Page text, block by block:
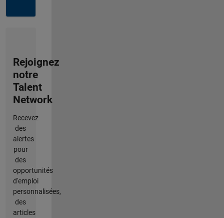
Rejoignez
notre
Talent
Network
Recevez
des
alertes
pour
des
opportunités
d'emploi
personnalisées,
des
articles